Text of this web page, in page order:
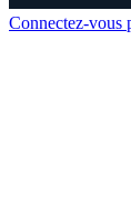
Connectez-vous